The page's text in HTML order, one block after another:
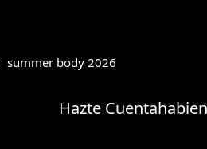
Hazte
summer body 2026